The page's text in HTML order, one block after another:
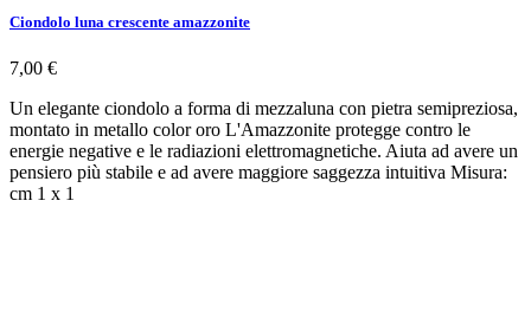
Ciondolo luna crescente amazzonite
7,00 €
Un elegante ciondolo a forma di mezzaluna con pietra semipreziosa,
montato in metallo color oro L'Amazzonite protegge contro le
energie negative e le radiazioni elettromagnetiche. Aiuta ad avere un
pensiero più stabile e ad avere maggiore saggezza intuitiva Misura:
cm 1 x 1